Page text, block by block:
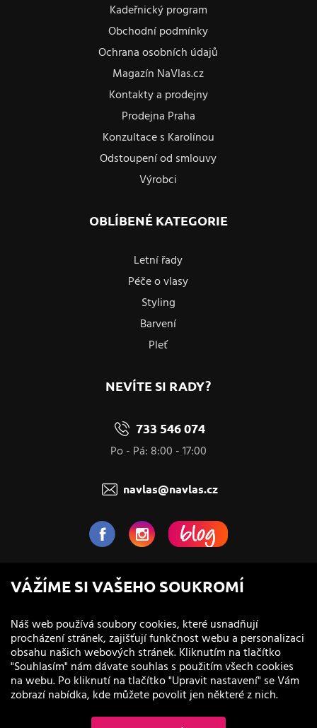
Kadeřnický program
Obchodní podmínky
Ochrana osobních údajů
Magazín NaVlas.cz
Kontakty a prodejny
Prodejna Praha
Konzultace s Karolínou
Odstoupení od smlouvy
Výrobci
OBLÍBENÉ KATEGORIE
Letní řady
Péče o vlasy
Styling
Barvení
Pleť
NEVÍTE SI RADY?
733 546 074
Po - Pá: 8:00 - 17:00
navlas@navlas.cz
NaVlas.cz - Vlasová kosmetika
provozovatel e-shopu a prodejen
VÁŽÍME SI VAŠEHO SOUKROMÍ
Náš web používá soubory cookies, které usnadňují
procházení stránek, zajišťují funkčnost webu a personalizaci
obsahu našich webových stránek. Kliknutím na tlačítko
"Souhlasím" nám dávate souhlas s použitím všech cookies
na webu. Po kliknutí na tlačítko "Upravit nastavení" se Vám
zobrazí nabídka, kde můžete povolit jen některé z nich.